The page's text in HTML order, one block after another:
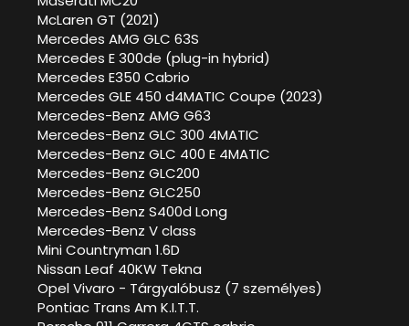
McLaren GT (2021)
Mercedes AMG GLC 63S
Mercedes E 300de (plug-in hybrid)
Mercedes E350 Cabrio
Mercedes GLE 450 d4MATIC Coupe (2023)
Mercedes-Benz AMG G63
Mercedes-Benz GLC 300 4MATIC
Mercedes-Benz GLC 400 E 4MATIC
Mercedes-Benz GLC200
Mercedes-Benz GLC250
Mercedes-Benz S400d Long
Mercedes-Benz V class
Mini Countryman 1.6D
Nissan Leaf 40KW Tekna
Opel Vivaro - Tárgyalóbusz (7 személyes)
Pontiac Trans Am K.I.T.T.